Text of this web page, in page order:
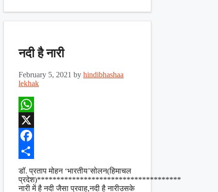
नदी है नारी
February 5, 2021 by hindibhashaa
lekhak
WhatsApp
X
Facebook
Share
डॉ. प्रताप मोहन ‘भारतीय’सोलन(हिमाचल
प्रदेश)*************************************
नारी में है नदी जैसा प्रवाह,नदी है नारीउसके